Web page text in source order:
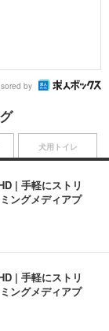
by
| 手軽にストリ
ングメディアプ
| 手軽にストリ
ングメディアプ
犬用トイレ